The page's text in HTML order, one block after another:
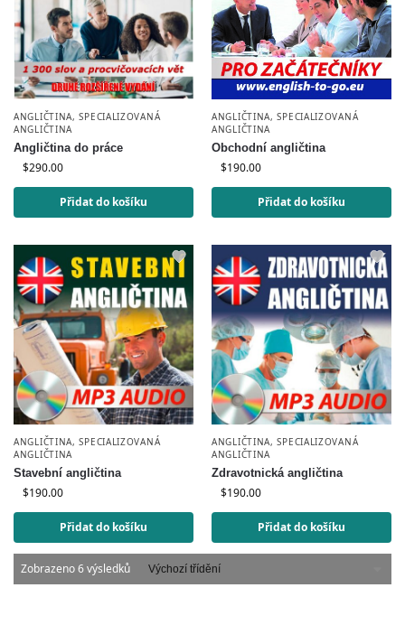
ANGLIČTINA,SPECIALIZOVANÁ
ANGLIČTINA
Angličtina do práce
$290.00
Přidat do košíku
ANGLIČTINA,SPECIALIZOVANÁ
ANGLIČTINA
Obchodní angličtina
$190.00
Přidat do košíku
ANGLIČTINA,SPECIALIZOVANÁ
ANGLIČTINA
Stavební angličtina
$190.00
Přidat do košíku
ANGLIČTINA,SPECIALIZOVANÁ
ANGLIČTINA
Zdravotnická angličtina
$190.00
Přidat do košíku
Zobrazeno 6 výsledků